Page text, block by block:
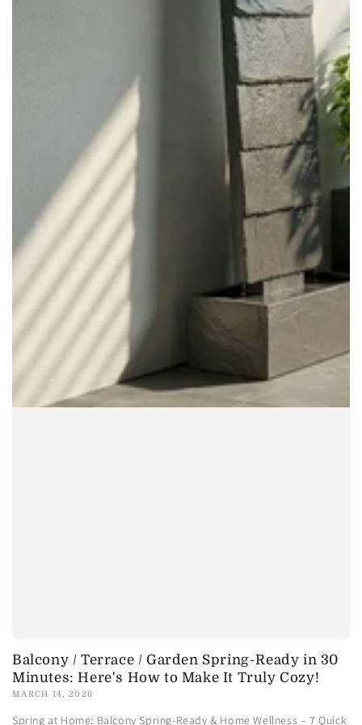
Balcony / Terrace / Garden Spring-Ready in 30
Minutes: Here's How to Make It Truly Cozy!
MARCH 14, 2026
Spring at Home: Balcony Spring-Ready & Home Wellness – 7 Quick